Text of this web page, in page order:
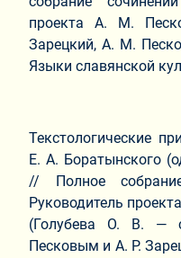
проекта А. М.
Зарецкий, А. М.
Языки славянской
Текстологические
Е. А. Боратынского
// Полное
Руководитель
(Голубева О. В. —
Песковым и А. Р.